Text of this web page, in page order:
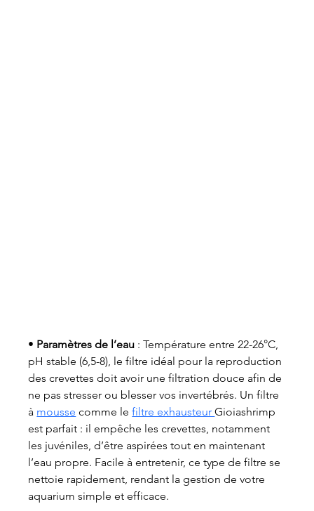
• Paramètres de l’eau : Température entre 22-26°C,
pH stable (6,5-8), le filtre idéal pour la reproduction
des crevettes doit avoir une filtration douce afin de
ne pas stresser ou blesser vos invertébrés. Un filtre
à mousse comme le filtre exhausteur Gioiashrimp
est parfait : il empêche les crevettes, notamment
les juvéniles, d’être aspirées tout en maintenant
l’eau propre. Facile à entretenir, ce type de filtre se
nettoie rapidement, rendant la gestion de votre
aquarium simple et efficace.